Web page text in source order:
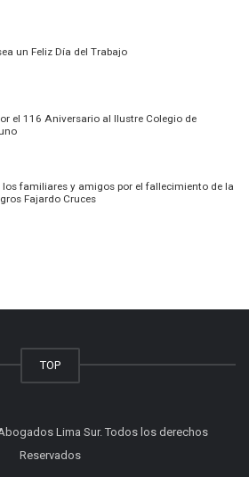
un Feliz Día del Trabajo
el 116 Aniversario al Ilustre Colegio de
los familiares y amigos por el fallecimiento de la
Fajardo Cruces
TOP
Lima Sur. Todos los derechos
Reservados